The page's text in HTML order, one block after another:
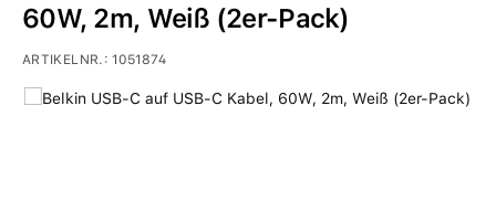
Bildergalerie überspringen
60W, 2m, Weiß (2er-Pack)
ARTIKELNR.:1051874